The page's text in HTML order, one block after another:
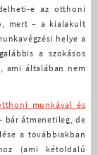
e az otthoni
mert – a kialakult
helye a
a szokásos
ami általában nem
munkával és
bár átmenetileg, de
a továbbiakban
(ami kétoldalú